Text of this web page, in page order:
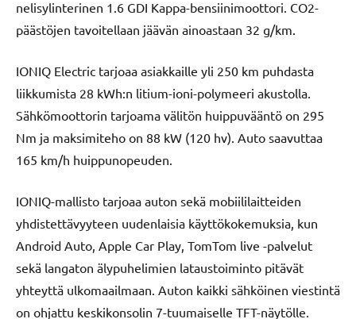
nelisylinterinen 1.6 GDI Kappa-bensiinimoottori. CO2-
päästöjen tavoitellaan jäävän ainoastaan 32 g/km.
IONIQ Electric tarjoaa asiakkaille yli 250 km puhdasta
liikkumista 28 kWh:n litium-ioni-polymeeri akustolla.
Sähkömoottorin tarjoama välitön huippuvääntö on 295
Nm ja maksimiteho on 88 kW (120 hv). Auto saavuttaa
165 km/h huippunopeuden.
IONIQ-mallisto tarjoaa auton sekä mobiililaitteiden
yhdistettävyyteen uudenlaisia käyttökokemuksia, kun
Android Auto, Apple Car Play, TomTom live -palvelut
sekä langaton älypuhelimien lataustoiminto pitävät
yhteyttä ulkomaailmaan. Auton kaikki sähköinen viestintä
on ohjattu keskikonsolin 7-tuumaiselle TFT-näytölle.